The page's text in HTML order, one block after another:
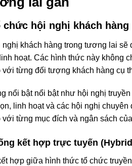
hội nghị khách
khách hàng trong tương lai
hoạt. Các hình thức này không
với từng đối tượng khách hàng cụ
nổi bật nổi bật như hội nghị
linh hoạt và các hội nghị
từng mục đích và ngân sách
kết hợp trực tuyến
hợp giữa hình thức tổ chức